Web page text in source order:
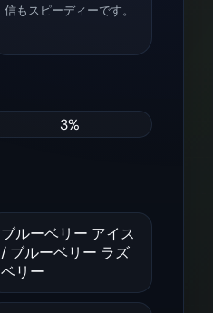
信もスピーディーです。
3%
ブルーベリー アイス
/ ブルーベリー ラズ
ベリー